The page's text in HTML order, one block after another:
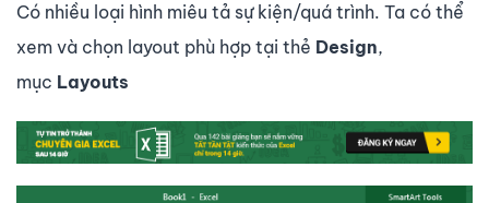
Có nhiều loại hình miêu tả sự kiện/quá trình. Ta có thể
xem và chọn layout phù hợp tại thẻ Design,
mục Layouts